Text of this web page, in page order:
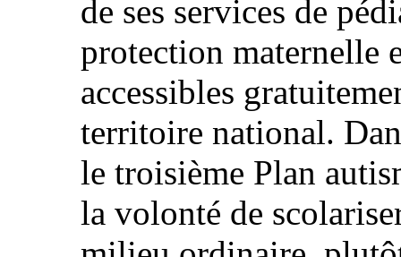
de ses services de
protection maternelle
accessibles
territoire national.
le troisième Plan
la volonté de